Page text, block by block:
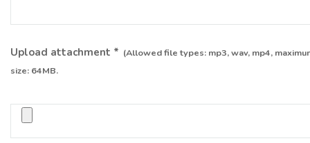
Upload attachment * (Allowed file types: mp3, wav, mp4,
size: 64MB.